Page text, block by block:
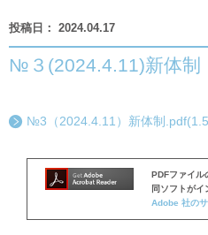
2024.04.17
№３(2024.4.11)新体制
№3（2024.4.11）新体制
PDFファイル
同ソフトがイ
Adobe 社の